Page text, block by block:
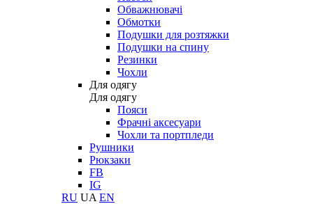
Обважнювачі
Обмотки
Подушки для розтяжки
Подушки на спину
Резинки
Чохли
Для одягу
Для одягу
Пояси
Фрачні аксесуари
Чохли та портпледи
Рушники
Рюкзаки
FB
IG
RU UA EN